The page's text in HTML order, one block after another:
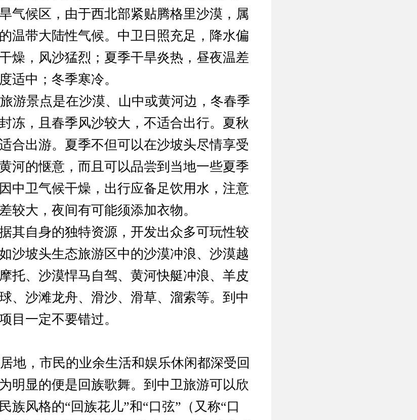
气候区，由于西北部紧贴腾格里沙漠，属
温带大陆性气候。中卫日照充足，降水偏
燥，风沙猛烈；夏季干旱炎热，昼夜温差
适中；冬季寒冷。
游景点是在沙漠、山中或黄河边，冬春季
冻，且春季风沙较大，不适合出行。夏秋
合出游。夏季不但可以在沙坡头尽情享受
河的惬意，而且可以品尝到当地一些夏季
中卫气候干燥，出行应备足饮用水，注意
较大，夜间有可能须添加衣物。
其自身的独特资源，开发出众多可玩性较
沙坡头生态旅游区中的沙漠冲浪、沙漠越
托、沙漠悍马自驾、黄河快艇冲浪、羊皮
、沙滩龙舟、滑沙、滑草、溜索等。到中
目一定不要错过。
地，市民的业余生活和娱乐休闲都深受回
明显的便是回族歌舞。到中卫旅游可以欣
族风格的“回族花儿”和“口弦”（又称“口